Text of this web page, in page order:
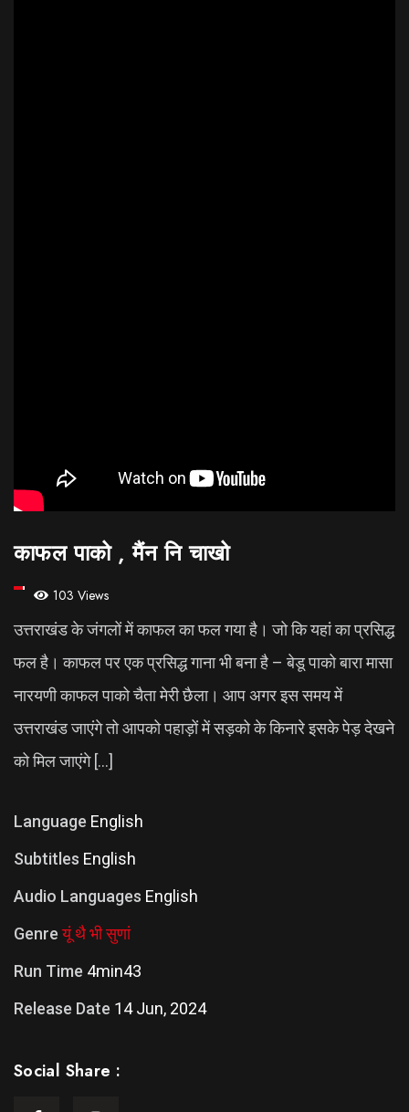
काफल पाको , मैंन नि चाखो
103 Views
उत्तराखंड के जंगलों में काफल का फल गया है। जो कि यहां का प्रसिद्ध
फल है। काफल पर एक प्रसिद्ध गाना भी बना है – बेडू पाको बारा मासा
नारयणी काफल पाको चैता मेरी छैला। आप अगर इस समय में
उत्तराखंड जाएंगे तो आपको पहाड़ों में सड़को के किनारे इसके पेड़ देखने
को मिल जाएंगे […]
Language English
Subtitles English
Audio Languages English
Genre यूं थै भी सुणां
Run Time 4min43
Release Date 14 Jun, 2024
Social Share :